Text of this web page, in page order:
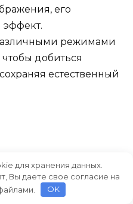
его
режимами
добиться
естественный
небо для
режимов
для хранения данных.
Вы даете свое согласие на
OK